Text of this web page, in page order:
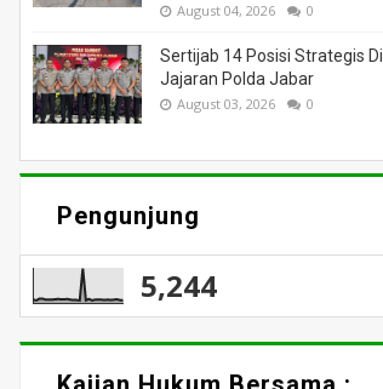
August 04, 2026 0
Sertijab 14 Posisi Strategis Di
Jajaran Polda Jabar
August 03, 2026 0
Pengunjung
5,244